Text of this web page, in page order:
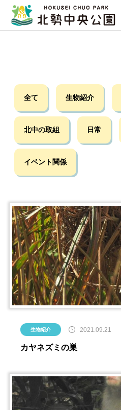
全て 生物紹介
北中の取組 日常
イベント関係
生物紹介 2021.09.21
カヤネズミの巣